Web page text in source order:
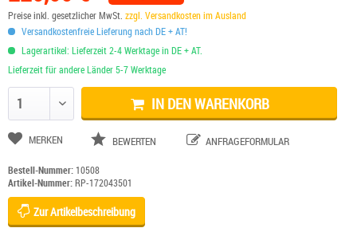
Preise inkl. gesetzlicher MwSt. zzgl. Versandkosten im Ausland
Versandkostenfreie Lieferung nach DE + AT!
Lagerartikel: Lieferzeit 2-4 Werktage in DE + AT.
Lieferzeit für andere Länder 5-7 Werktage
IN DEN WARENKORB
MERKEN BEWERTEN ANFRAGEFORMULAR
Bestell-Nummer:10508
Artikel-Nummer:RP-172043501
Zur Artikelbeschreibung